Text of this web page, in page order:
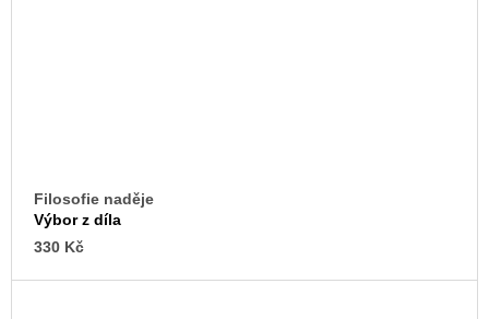
Filosofie naděje
Výbor z díla
330 Kč